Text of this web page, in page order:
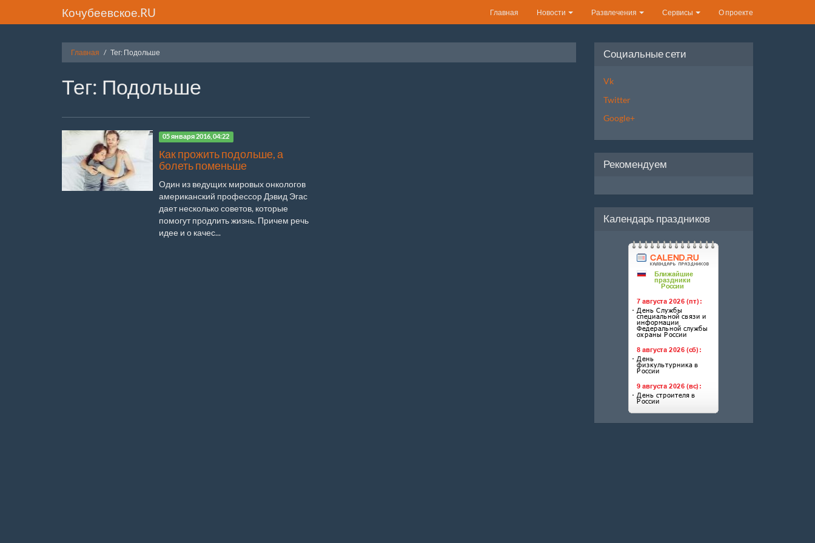
Кочубеевское.RU Главная Новости Развлечения Сервисы О проекте
Главная Тег: Подольше
Тег: Подольше
05 января 2016, 04:22
Как прожить подольше, а
болеть поменьше
Один из ведущих мировых онкологов
американский профессор Дэвид Эгас
дает несколько советов, которые
помогут продлить жизнь. Причем речь
идее и о качес...
Социальные сети
Vk
Twitter
Google+
Рекомендуем
Календарь праздников